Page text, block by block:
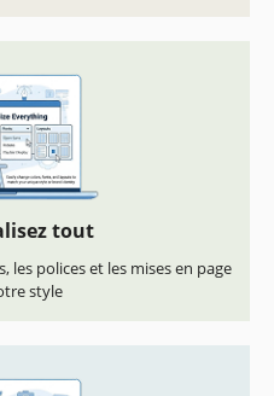
tout
les polices et les mises en page
style